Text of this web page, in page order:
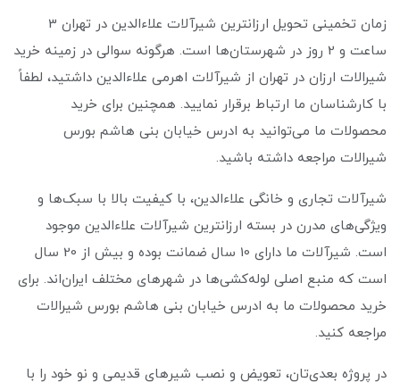
زمان تخمینی تحویل ارزانترین شیرآلات علاءالدین در تهران 3
ساعت و 2 روز در شهرستان‌ها است. هرگونه سوالی در زمینه خرید
شیرالات ارزان در تهران از شیرآلات اهرمی علاءالدین داشتید، لطفاً
با کارشناسان ما ارتباط برقرار نمایید. همچنین برای خرید
محصولات ما می‌توانید به ادرس خیابان بنی هاشم بورس
شیرالات مراجعه داشته باشید.
شیرآلات تجاری و خانگی علاء‌الدین، با کیفیت بالا با سبک‌ها و
ویژگی‌های مدرن در بسته ارزانترین شیرآلات علاءالدین موجود
است. شیرآلات ما دارای 10 سال ضمانت بوده و بیش از 20 سال
است که منبع اصلی لوله‌کشی‌ها در شهرهای مختلف ایران‌اند. برای
خرید محصولات ما به ادرس خیابان بنی هاشم بورس شیرالات
مراجعه کنید.
در پروژه بعدی‌تان، تعویض و نصب شیرهای قدیمی و نو خود را با